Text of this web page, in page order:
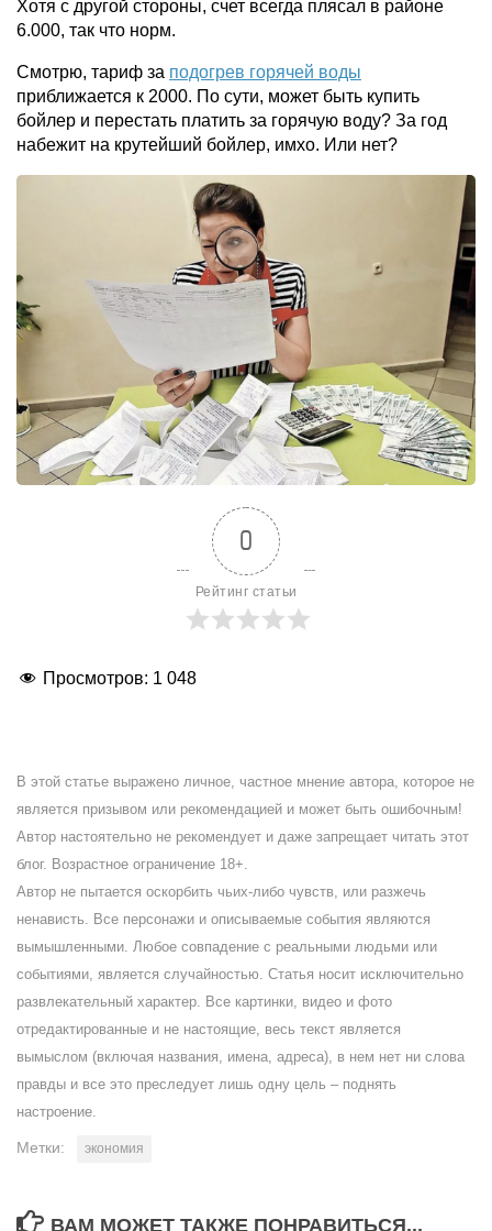
Хотя с другой стороны, счет всегда плясал в районе
6.000, так что норм.
Смотрю, тариф за подогрев горячей воды
приближается к 2000. По сути, может быть купить
бойлер и перестать платить за горячую воду? За год
набежит на крутейший бойлер, имхо. Или нет?
0
Рейтинг статьи
Просмотров: 1 048
В этой статье выражено личное, частное мнение автора, которое не
является призывом или рекомендацией и может быть ошибочным!
Автор настоятельно не рекомендует и даже запрещает читать этот
блог. Возрастное ограничение 18+.
Автор не пытается оскорбить чьих-либо чувств, или разжечь
ненависть. Все персонажи и описываемые события являются
вымышленными. Любое совпадение с реальными людьми или
событиями, является случайностью. Статья носит исключительно
развлекательный характер. Все картинки, видео и фото
отредактированные и не настоящие, весь текст является
вымыслом (включая названия, имена, адреса), в нем нет ни слова
правды и все это преследует лишь одну цель – поднять
настроение.
Метки: экономия
ВАМ МОЖЕТ ТАКЖЕ ПОНРАВИТЬСЯ...